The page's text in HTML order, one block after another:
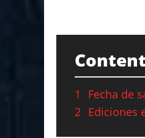
1
Fecha de
2 Ediciones